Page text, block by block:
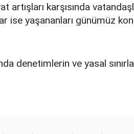
artışları karşısında
ise yaşananları günümüz
denetimlerin ve yasal